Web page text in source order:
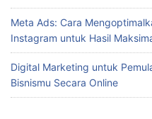
Meta Ads: Cara
Instagram untuk Hasil
Digital Marketing untuk
Bisnismu Secara Online